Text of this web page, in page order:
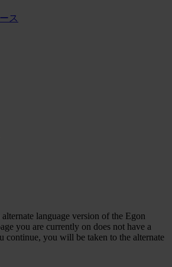
ス
language version of the Egon
you are currently on does not have a
continue, you will be taken to the alternate